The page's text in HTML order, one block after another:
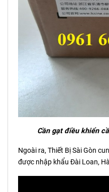
Cần gạt điều khiển
Ngoài ra, Thiết Bị Sài Gòn
được nhập khẩu Đài Loan,